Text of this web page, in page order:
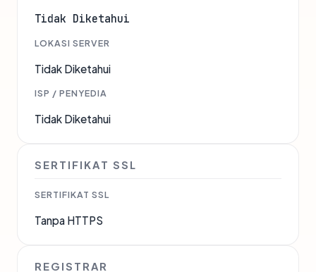
Tidak Diketahui
LOKASI SERVER
Tidak Diketahui
ISP / PENYEDIA
Tidak Diketahui
SERTIFIKAT SSL
SERTIFIKAT SSL
Tanpa HTTPS
REGISTRAR